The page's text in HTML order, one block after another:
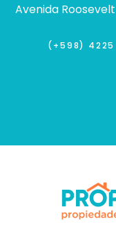
Avenida
(+598) 4225